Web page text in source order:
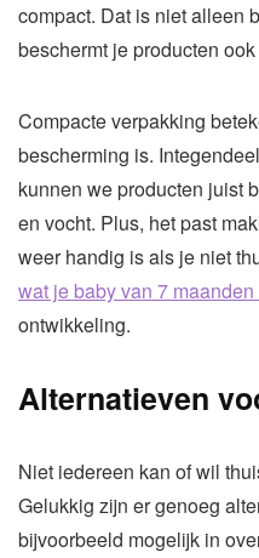
compact. Dat is niet alleen
beschermt je producten
Compacte verpakking
bescherming is.
kunnen we producten juist
en vocht. Plus, het past
weer handig is als je niet
wat je baby van 7
ontwikkeling.
Alternatieven
Niet iedereen kan of wil
Gelukkig zijn er genoeg
bijvoorbeeld mogelijk in